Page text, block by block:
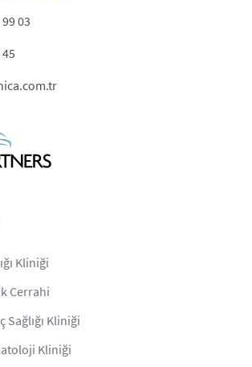
03
Kliniği
Cerrahi
Sağlığı Kliniği
Kliniği